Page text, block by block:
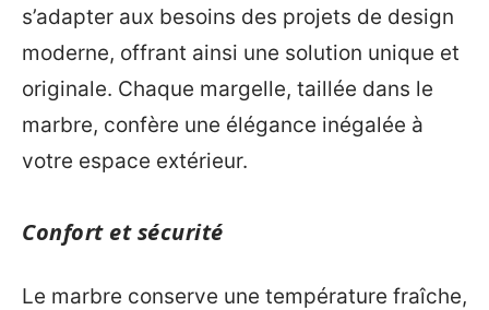
s’adapter aux besoins des projets de design
moderne, offrant ainsi une solution unique et
originale. Chaque margelle, taillée dans le
marbre, confère une élégance inégalée à
votre espace extérieur.
Confort et sécurité
Le marbre conserve une température fraîche,